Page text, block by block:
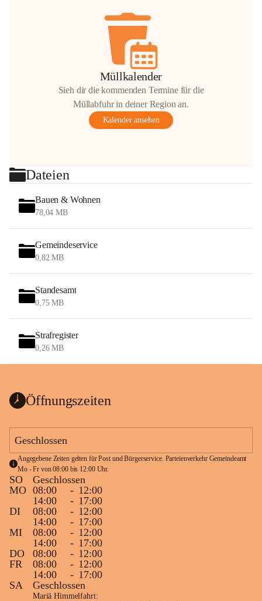
Müllkalender
Sieh dir die kommenden Termine für die
Müllabfuhr in deiner Region an.
Kalender ansehen
Dateien
Bauen & Wohnen
78,04 MB
Gemeindeservice
0,82 MB
Standesamt
0,75 MB
Strafregister
0,26 MB
Öffnungszeiten
Geschlossen
Angegebene Zeiten gelten für Post und Bürgerservice. Parteienverkehr Gemeindeamt
Mo - Fr von 08:00 bis 12:00 Uhr.
SO
Geschlossen
MO 08:00 - 12:00
14:00
- 17:00
DI
08:00 - 12:00
14:00
- 17:00
MI
08:00 - 12:00
14:00
- 17:00
DO
08:00 - 12:00
FR
08:00 - 12:00
14:00
- 17:00
SA
Geschlossen
Mariä Himmelfahrt: